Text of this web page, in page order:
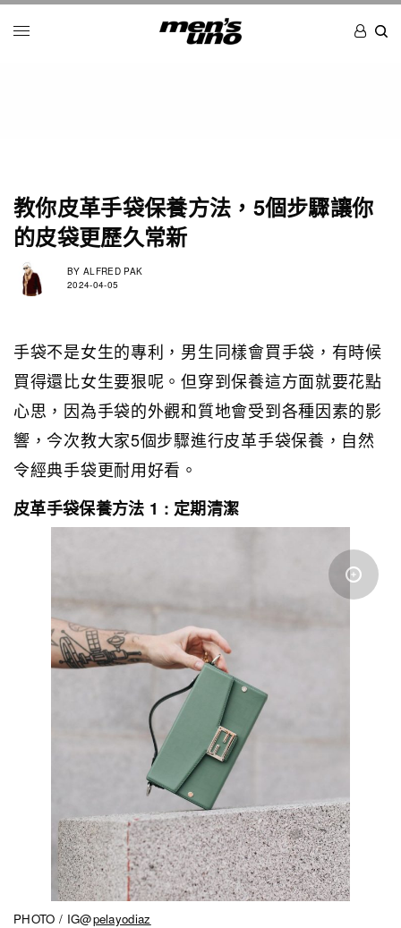
教你皮革手袋保養方法，5個步驟讓你
的皮袋更歷久常新
BY ALFRED PAK
2024-04-05
手袋不是女生的專利，男生同樣會買手袋，有時候
買得還比女生要狠呢。但穿到保養這方面就要花點
心思，因為手袋的外觀和質地會受到各種因素的影
響，今次教大家5個步驟進行皮革手袋保養，自然
令經典手袋更耐用好看。
皮革手袋保養方法 1 : 定期清潔
PHOTO / IG@pelayodiaz